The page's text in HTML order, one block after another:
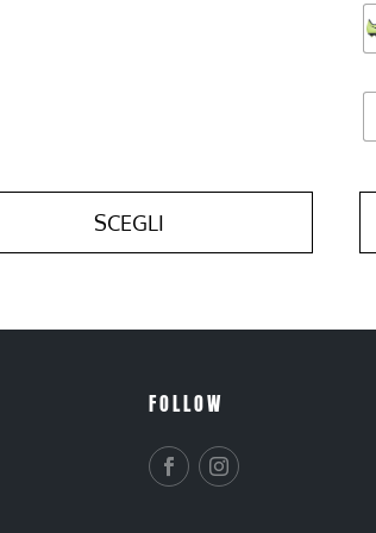
SCEGLI
FOLLOW